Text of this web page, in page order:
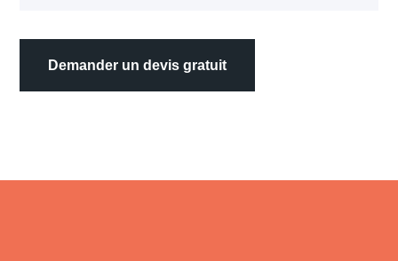
Demander un devis gratuit